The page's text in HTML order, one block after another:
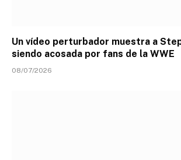
Un vídeo perturbador muestra a
siendo acosada por fans de la WWE
08/07/2026